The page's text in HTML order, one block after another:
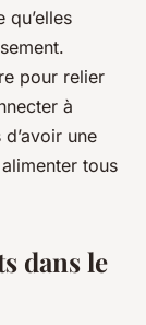
pour relier
à
une
tous
dans le